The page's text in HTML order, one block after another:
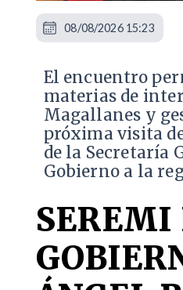
El encuentro
materias de
Magallanes y
próxima visita
de la Secretaría
Gobierno a la
SEREMI
08/08/2026 15:23